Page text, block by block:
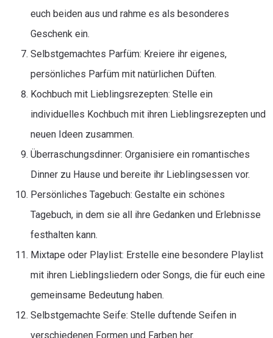
euch beiden aus und rahme es als besonderes
Geschenk ein.
Selbstgemachtes Parfüm: Kreiere ihr eigenes,
persönliches Parfüm mit natürlichen Düften.
Kochbuch mit Lieblingsrezepten: Stelle ein
individuelles Kochbuch mit ihren Lieblingsrezepten und
neuen Ideen zusammen.
Überraschungsdinner: Organisiere ein romantisches
Dinner zu Hause und bereite ihr Lieblingsessen vor.
Persönliches Tagebuch: Gestalte ein schönes
Tagebuch, in dem sie all ihre Gedanken und Erlebnisse
festhalten kann.
Mixtape oder Playlist: Erstelle eine besondere Playlist
mit ihren Lieblingsliedern oder Songs, die für euch eine
gemeinsame Bedeutung haben.
Selbstgemachte Seife: Stelle duftende Seifen in
verschiedenen Formen und Farben her.